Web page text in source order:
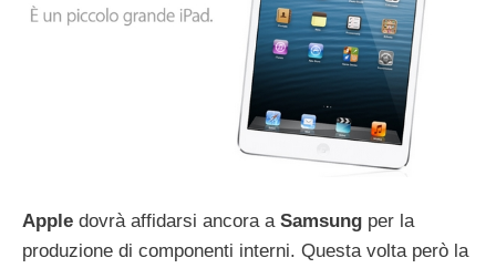
Apple dovrà affidarsi ancora a Samsung per la
produzione di componenti interni. Questa volta però la